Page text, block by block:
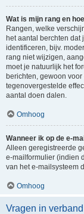
Wat is mijn rang en
Rangen, welke
het aantal berchten dat
identificeren, bijv.
rang niet wijzigen,
moet je natuurlijk het
berichten, gewoon
tegenovergestelde
aantal doen dalen.
Omhoog
Wanneer ik op de e-
Alleen geregistreerde
e-mailformulier (indien
van het e-mailsysteem
Omhoog
Vragen in